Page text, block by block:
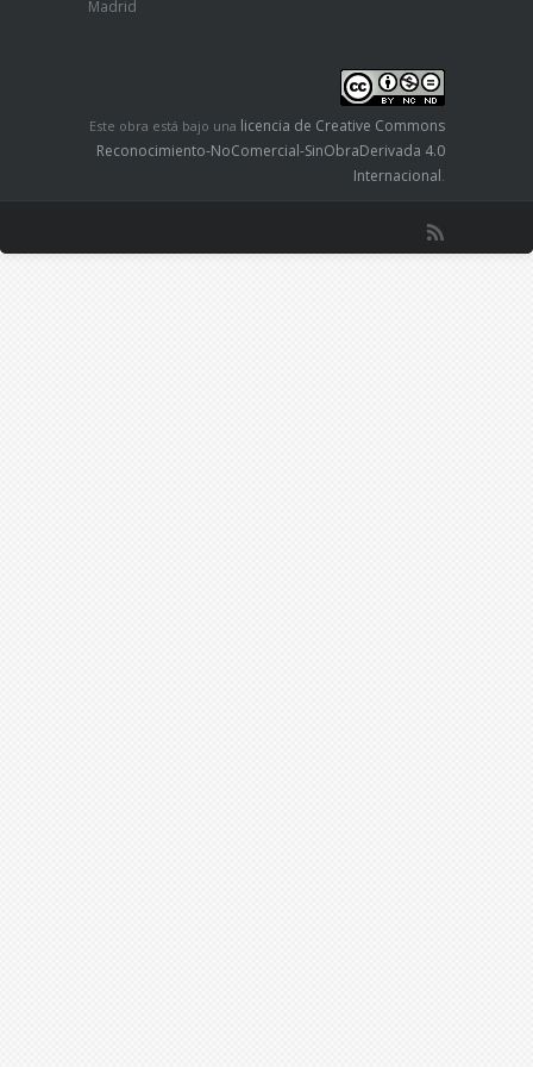
Madrid
Este obra está bajo una licencia de Creative Commons
Reconocimiento-NoComercial-SinObraDerivada 4.0
Internacional